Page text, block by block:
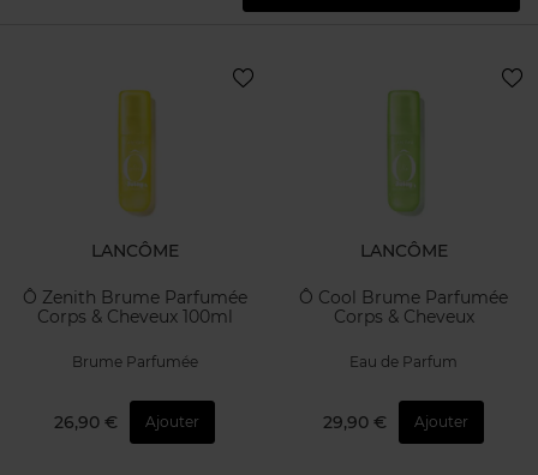
LANCÔME
Ô Zenith Brume Parfumée
Corps & Cheveux 100ml
Brume Parfumée
26,90 € Ajouter
LANCÔME
Ô Cool Brume Parfumée
Corps & Cheveux
Eau de Parfum
29,90 € Ajouter